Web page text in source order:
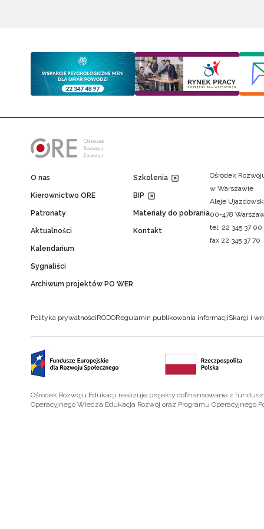
O nas
Kierownictwo ORE
Patronaty
Aktualności
Kalendarium
Sygnaliści
Archiwum projektów PO WER
Szkolenia
BIP
Materiały do pobrania
Kontakt
Ośrodek
w Warszawie
Aleje
00-478
tel. 22 345 37 00
fax 22 345 37 70
Polityka prywatnościRODORegulamin publikowania informacjiSkargi i
Ośrodek Rozwoju Edukacji realizuje projekty dofinansowane z
Operacyjnego Wiedza Edukacja Rozwój oraz Programu Operacyjnego